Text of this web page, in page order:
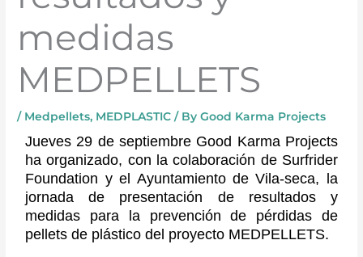
medidas
MEDPELLETS
/ Medpellets, MEDPLASTIC / ByGood Karma Projects
Jueves 29 de septiembre Good Karma Projects
ha organizado, con la colaboración de Surfrider
Foundation y el Ayuntamiento de Vila-seca, la
jornada de presentación de resultados y
medidas para la prevención de pérdidas de
pellets de plástico del proyecto MEDPELLETS.